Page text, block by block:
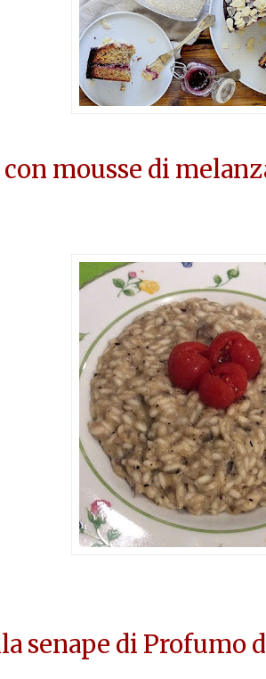
mousse di
senape di Profumo